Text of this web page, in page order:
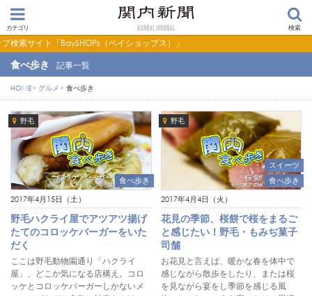
カテゴリ 検索
BaySHOPs（ベイショップス）」
食べ歩き 記事一覧
HOME グルメ 食べ歩き
野毛
食べ歩き
2017年4月15日（土）
野毛ハクライ屋でアツアツ揚げ
たてのコロッケバーガーをいた
だく
ここは野毛動物園通り「ハクライ
屋」、どこか気になる店構え。コロ
ッケとコロッケバーガーしかないメ
野毛
スイーツ
食べ歩き
2017年4月4日（火）
花見の季節、桜餅で桜をまるご
と感じたい！野毛・もみぢ菓子
司舗
お花見と言えば、暖かな春を体中で
感じながら散歩をしたり、または桜
を見ながら宴をし季節を感じる風